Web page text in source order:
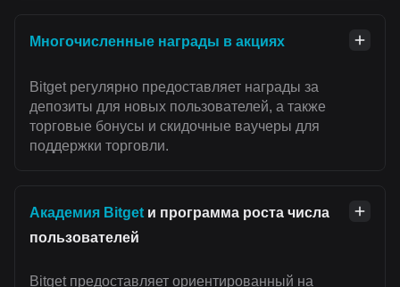
Многочисленные награды в акциях
Bitget регулярно предоставляет награды за
депозиты для новых пользователей, а также
торговые бонусы и скидочные ваучеры для
поддержки торговли.
Академия Bitget и программа роста числа
пользователей
Bitget предоставляет ориентированный на